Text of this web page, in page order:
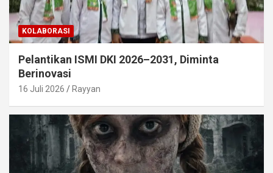
KOLABORASI
Pelantikan ISMI DKI 2026–2031, Diminta
Berinovasi
16 Juli 2026 Rayyan